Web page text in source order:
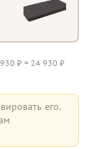
₽ = 24 930 ₽
его.